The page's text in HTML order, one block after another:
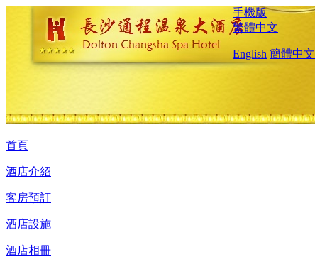
手機版
繁體中文
English 簡體中文
首頁
酒店介紹
客房預訂
酒店設施
酒店相冊